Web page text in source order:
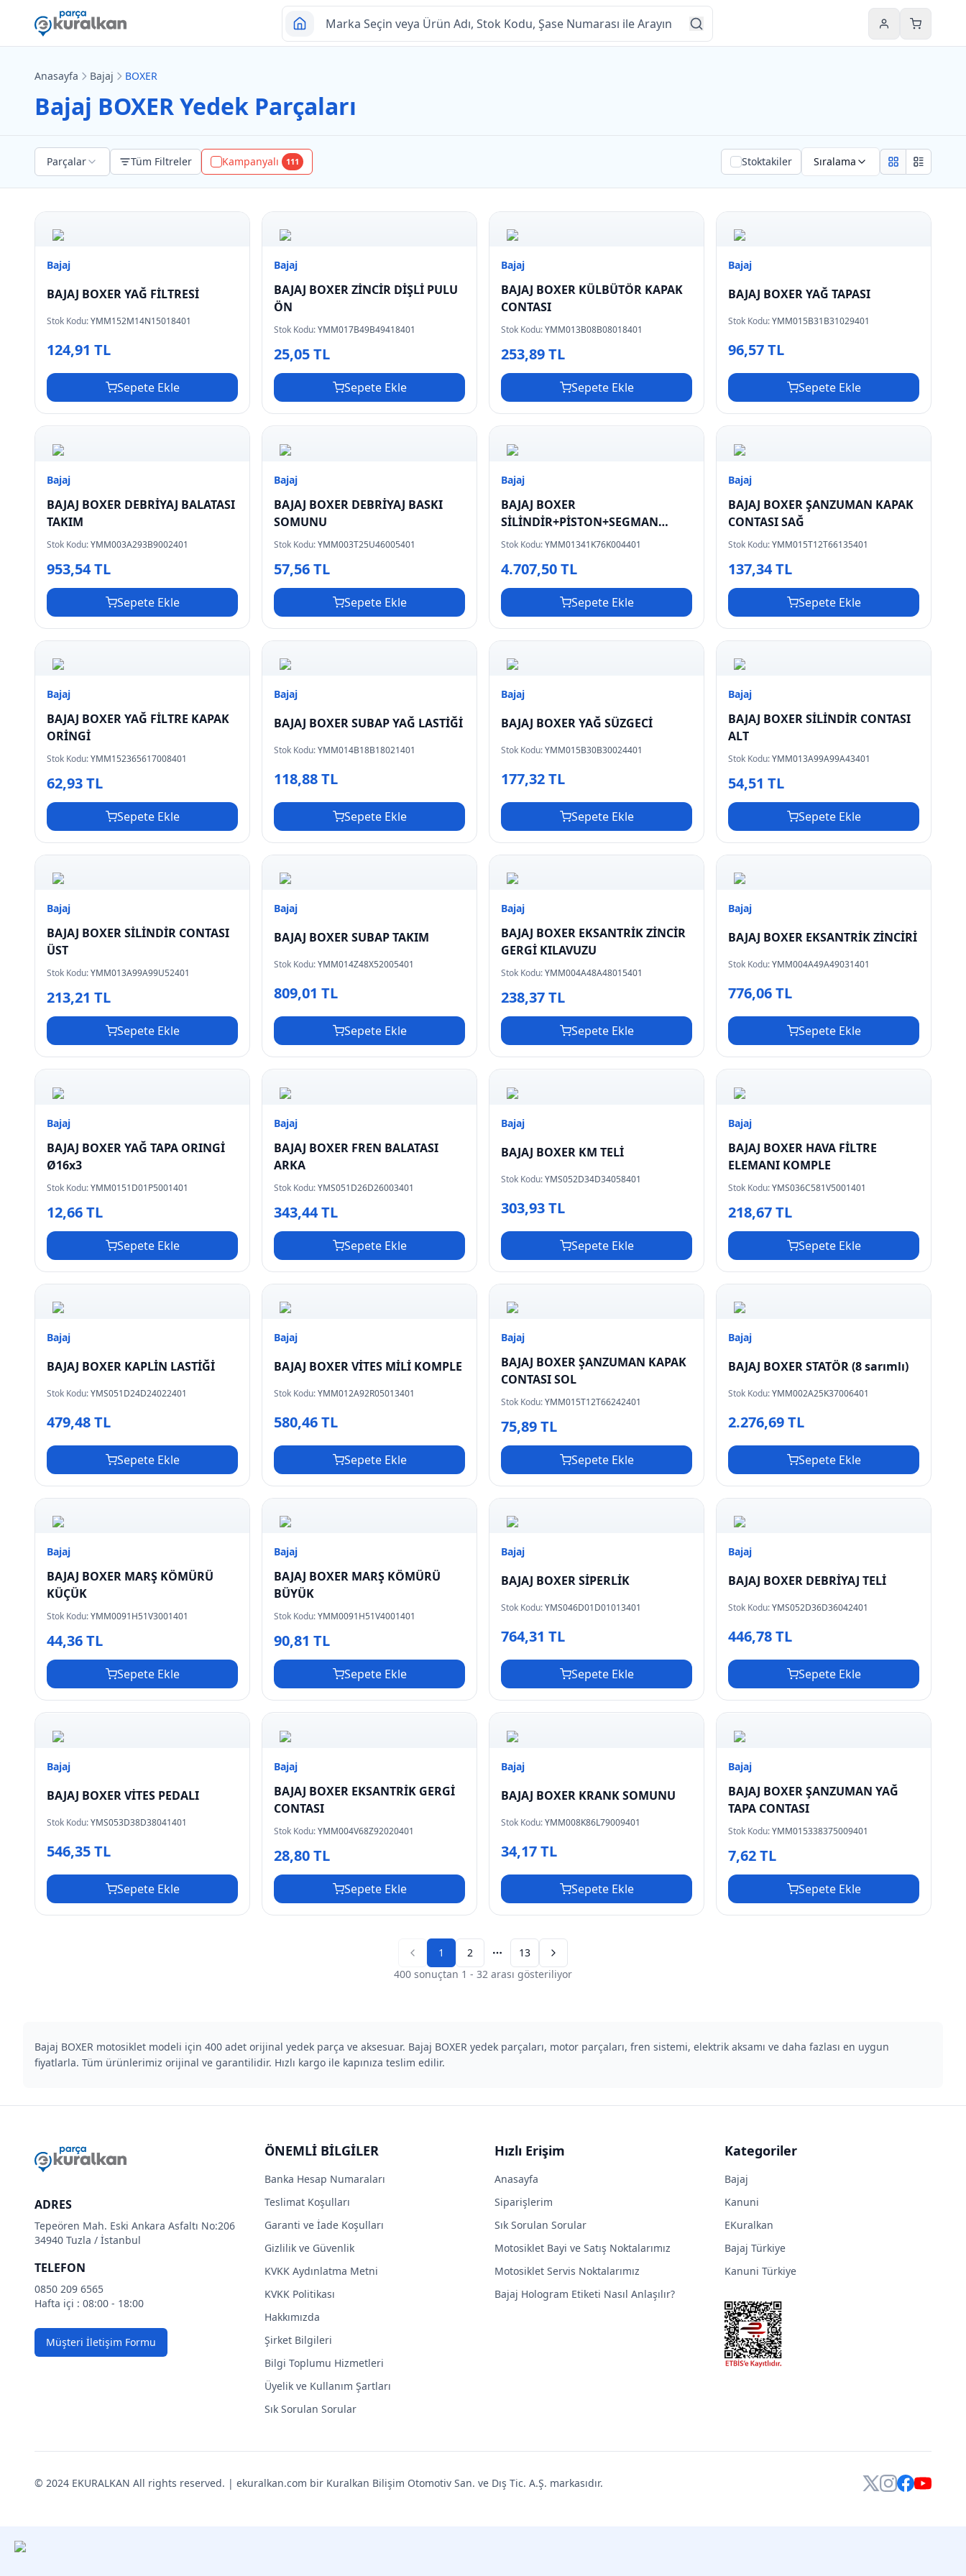
HesabımSepetim
Anasayfa Bajaj BOXER
Bajaj BOXER Yedek Parçaları
Parçalar Tüm Filtreler Kampanyalı 111 Stoktakiler Sıralama Grid viewList view
Bajaj
BAJAJ BOXER YAĞ FİLTRESİ
Stok Kodu:YMM152M14N15018401
124,91 TL
Sepete Ekle
Bajaj
BAJAJ BOXER ZİNCİR DİŞLİ PULU
ÖN
Stok Kodu:YMM017B49B49418401
25,05 TL
Sepete Ekle
Bajaj
BAJAJ BOXER KÜLBÜTÖR KAPAK
CONTASI
Stok Kodu:YMM013B08B08018401
253,89 TL
Sepete Ekle
Bajaj
BAJAJ BOXER YAĞ TAPASI
Stok Kodu:YMM015B31B31029401
96,57 TL
Sepete Ekle
Bajaj
BAJAJ BOXER DEBRİYAJ BALATASI
TAKIM
Stok Kodu:YMM003A293B9002401
953,54 TL
Sepete Ekle
Bajaj
BAJAJ BOXER DEBRİYAJ BASKI
SOMUNU
Stok Kodu:YMM003T25U46005401
57,56 TL
Sepete Ekle
Bajaj
BAJAJ BOXER
SİLİNDİR+PİSTON+SEGMAN
TAKIMI
Stok Kodu:YMM01341K76K004401
4.707,50 TL
Sepete Ekle
Bajaj
BAJAJ BOXER ŞANZUMAN KAPAK
CONTASI SAĞ
Stok Kodu:YMM015T12T66135401
137,34 TL
Sepete Ekle
Bajaj
BAJAJ BOXER YAĞ FİLTRE KAPAK
ORİNGİ
Stok Kodu:YMM152365617008401
62,93 TL
Sepete Ekle
Bajaj
BAJAJ BOXER SUBAP YAĞ LASTİĞİ
Stok Kodu:YMM014B18B18021401
118,88 TL
Sepete Ekle
Bajaj
BAJAJ BOXER YAĞ SÜZGECİ
Stok Kodu:YMM015B30B30024401
177,32 TL
Sepete Ekle
Bajaj
BAJAJ BOXER SİLİNDİR CONTASI
ALT
Stok Kodu:YMM013A99A99A43401
54,51 TL
Sepete Ekle
Bajaj
BAJAJ BOXER SİLİNDİR CONTASI
ÜST
Stok Kodu:YMM013A99A99U52401
213,21 TL
Sepete Ekle
Bajaj
BAJAJ BOXER SUBAP TAKIM
Stok Kodu:YMM014Z48X52005401
809,01 TL
Sepete Ekle
Bajaj
BAJAJ BOXER EKSANTRİK ZİNCİR
GERGİ KILAVUZU
Stok Kodu:YMM004A48A48015401
238,37 TL
Sepete Ekle
Bajaj
BAJAJ BOXER EKSANTRİK ZİNCİRİ
Stok Kodu:YMM004A49A49031401
776,06 TL
Sepete Ekle
Bajaj
BAJAJ BOXER YAĞ TAPA ORINGİ
Ø16x3
Stok Kodu:YMM0151D01P5001401
12,66 TL
Sepete Ekle
Bajaj
BAJAJ BOXER FREN BALATASI
ARKA
Stok Kodu:YMS051D26D26003401
343,44 TL
Sepete Ekle
Bajaj
BAJAJ BOXER KM TELİ
Stok Kodu:YMS052D34D34058401
303,93 TL
Sepete Ekle
Bajaj
BAJAJ BOXER HAVA FİLTRE
ELEMANI KOMPLE
Stok Kodu:YMS036C581V5001401
218,67 TL
Sepete Ekle
Bajaj
BAJAJ BOXER KAPLİN LASTİĞİ
Stok Kodu:YMS051D24D24022401
479,48 TL
Sepete Ekle
Bajaj
BAJAJ BOXER VİTES MİLİ KOMPLE
Stok Kodu:YMM012A92R05013401
580,46 TL
Sepete Ekle
Bajaj
BAJAJ BOXER ŞANZUMAN KAPAK
CONTASI SOL
Stok Kodu:YMM015T12T66242401
75,89 TL
Sepete Ekle
Bajaj
BAJAJ BOXER STATÖR (8 sarımlı)
Stok Kodu:YMM002A25K37006401
2.276,69 TL
Sepete Ekle
Bajaj
BAJAJ BOXER MARŞ KÖMÜRÜ
KÜÇÜK
Stok Kodu:YMM0091H51V3001401
44,36 TL
Sepete Ekle
Bajaj
BAJAJ BOXER MARŞ KÖMÜRÜ
BÜYÜK
Stok Kodu:YMM0091H51V4001401
90,81 TL
Sepete Ekle
Bajaj
BAJAJ BOXER SİPERLİK
Stok Kodu:YMS046D01D01013401
764,31 TL
Sepete Ekle
Bajaj
BAJAJ BOXER DEBRİYAJ TELİ
Stok Kodu:YMS052D36D36042401
446,78 TL
Sepete Ekle
Bajaj
BAJAJ BOXER VİTES PEDALI
Stok Kodu:YMS053D38D38041401
546,35 TL
Sepete Ekle
Bajaj
BAJAJ BOXER EKSANTRİK GERGİ
CONTASI
Stok Kodu:YMM004V68Z92020401
28,80 TL
Sepete Ekle
Bajaj
BAJAJ BOXER KRANK SOMUNU
Stok Kodu:YMM008K86L79009401
34,17 TL
Sepete Ekle
Bajaj
BAJAJ BOXER ŞANZUMAN YAĞ
TAPA CONTASI
Stok Kodu:YMM015338375009401
7,62 TL
Sepete Ekle
Previous page
1 2 13
Next page
400 sonuçtan 1 - 32 arası gösteriliyor
Bajaj BOXER motosiklet modeli için 400 adet orijinal yedek parça ve aksesuar. Bajaj BOXER yedek parçaları, motor parçaları, fren sistemi, elektrik aksamı ve daha fazlası en uygun
fiyatlarla. Tüm ürünlerimiz orijinal ve garantilidir. Hızlı kargo ile kapınıza teslim edilir.
ADRES
Tepeören Mah. Eski Ankara Asfaltı No:206
34940 Tuzla / İstanbul
TELEFON
0850 209 6565
Hafta içi : 08:00 - 18:00
Müşteri İletişim Formu
ÖNEMLİ BİLGİLER
Banka Hesap Numaraları
Teslimat Koşulları
Garanti ve İade Koşulları
Gizlilik ve Güvenlik
KVKK Aydınlatma Metni
KVKK Politikası
Hakkımızda
Şirket Bilgileri
Bilgi Toplumu Hizmetleri
Üyelik ve Kullanım Şartları
Sık Sorulan Sorular
Hızlı Erişim
Anasayfa
Siparişlerim
Sık Sorulan Sorular
Motosiklet Bayi ve Satış Noktalarımız
Motosiklet Servis Noktalarımız
Bajaj Hologram Etiketi Nasıl Anlaşılır?
Kategoriler
Bajaj
Kanuni
EKuralkan
Bajaj Türkiye
Kanuni Türkiye
© 2024 EKURALKAN All rights reserved. | ekuralkan.com bir Kuralkan Bilişim Otomotiv San. ve Dış Tic. A.Ş. markasıdır.